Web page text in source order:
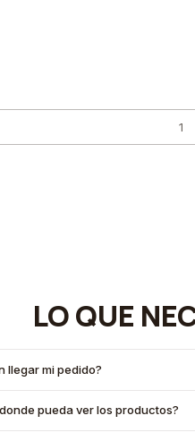
LO QUE
llegar mi pedido?
pueda ver los productos?